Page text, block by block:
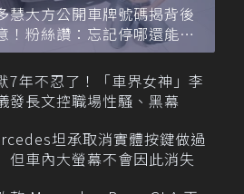
慧大方公開車牌號碼揭背後
！粉絲讚：忘記停哪還能幫
車
7年不忍了！「車界女神」李
發長文控職場性騷、黑幕
坦承取消實體按鍵做過
車內大螢幕不會因此消失